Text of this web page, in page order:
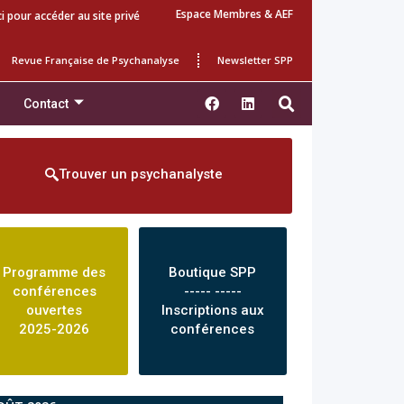
pour accéder au site privé Espace Membres & AEF
Revue Française de Psychanalyse Newsletter SPP
Contact
Trouver un psychanalyste
Programme des
conférences
ouvertes
2025-2026
Boutique SPP
----- -----
Inscriptions aux
conférences